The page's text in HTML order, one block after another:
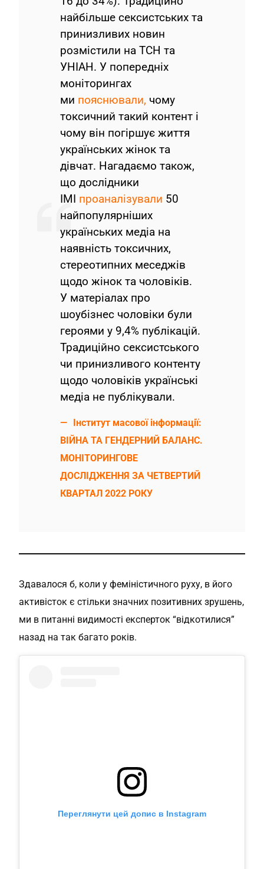
найбільше сексистських та
принизливих новин
розмістили на ТСН та
УНІАН. У попередніх
моніторингах
ми пояснювали, чому
токсичний такий контент і
чому він погіршує життя
українських жінок та
дівчат. Нагадаємо також,
що дослідники
ІМІ проаналізували 50
найпопулярніших
українських медіа на
наявність токсичних,
стереотипних меседжів
щодо жінок та чоловіків.
У матеріалах про
шоубізнес чоловіки були
героями у 9,4% публікацій.
Традиційно сексистського
чи принизливого контенту
щодо чоловіків українські
медіа не публікували.
Інститут масової інформації:
ВІЙНА ТА ГЕНДЕРНИЙ БАЛАНС.
МОНІТОРИНГОВЕ
ДОСЛІДЖЕННЯ ЗА ЧЕТВЕРТИЙ
КВАРТАЛ 2022 РОКУ
Здавалося б, коли у феміністичного руху, в його
активісток є стільки значних позитивних зрушень,
ми в питанні видимості експерток “відкотилися”
назад на так багато років.
Переглянути цей допис в Instagram